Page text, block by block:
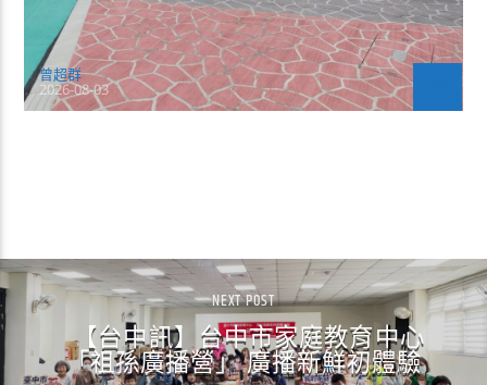
曾超群
2026-08-03
NEXT POST
【台中訊】台中市家庭教育中心
「祖孫廣播營」 廣播新鮮初體驗